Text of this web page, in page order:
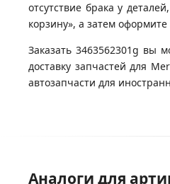
отсутствие брака у
корзину», а затем
Заказать 3463562301g вы
доставку запчастей для
автозапчасти для
Аналоги для